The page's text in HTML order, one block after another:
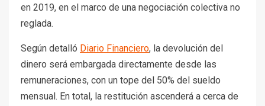
en 2019, en el marco de una negociación colectiva no
reglada.
Según detalló Diario Financiero, la devolución del
dinero será embargada directamente desde las
remuneraciones, con un tope del 50% del sueldo
mensual. En total, la restitución ascenderá a cerca de